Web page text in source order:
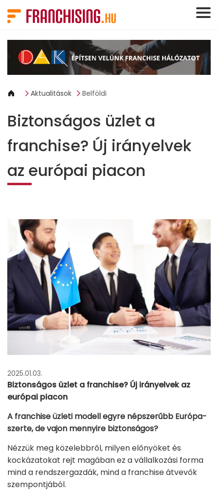
Aktualitások Belföldi
Biztonságos üzlet a
franchise? Új irányelvek
az európai piacon
2025.01.03.
Biztonságos üzlet a franchise? Új irányelvek az
európai piacon
A franchise üzleti modell egyre népszerűbb Európa-
szerte, de vajon mennyire biztonságos?
Nézzük meg közelebbről, milyen előnyöket és
kockázatokat rejt magában ez a vállalkozási forma
mind a rendszergazdák, mind a franchise átvevők
szempontjából.